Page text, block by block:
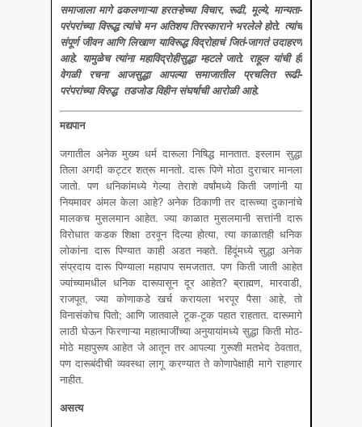
समाजाला मागे ढकलणाऱ्या हरतऱ्हेच्या विचार, रूढी, मूल्ये, मान्यता-
परंपरांच्या विरूद्ध त्यांचे मन अतिशय तिरस्काराने भरलेले होते. त्यांचं
संपूर्ण जीवन आणि लिखाण याविरूद्ध विद्रोहाचं जितं-जागतं उदाहरण
आहे. यामुळेच त्यांना महाविद्रोहीसुद्धा म्हटले जाते. राहूल यांची ही
वेगळी रचना आजसुद्धा आपल्या समाजातील प्रचलित रूढी-
परंपरांच्या विरुद्ध तडजोड विहीन संघर्षाची आरोळी आहे.
मद्यपान
जगातील अनेक मुख्य धर्म दारूला निषिद्ध मानतात. इस्लाम सुद्धा
तिला अगदी कट्टर शत्रू मानतो. दारू पिणे मोठा दुराचार मानला
जातो. पण धनिकांमध्ये गेल्या तेराशे वर्षांमध्ये किती जणांनी या
नियमावर अंमल केला आहे? अनेक ठिकाणी तर दारूच्या दुकानांचे
मालकच मुसलमान आहेत. ज्या काळात मुसलमानी सत्तांनी दारू
विरोधात कडक शिक्षा ठरवून दिल्या होत्या, त्या काळातही धनिक
लोकांना दारू पिण्यात काही अडत नव्हते. हिंदूंमध्ये सुद्धा अनेक
संप्रदाय दारू पिण्याला महापाप समजतात. पण किती जाती आहेत
ज्यांच्यामधील धनिक दारूपासून दूर आहेत? ब्राह्मण, मारवाडी,
राजपूत, ज्या कोणाकडे खर्च करायला भरपूर पैसा आहे, तो
विनासंकोच पितो; आणि जातवाले टूक-टूक पहात राहतात. दारूमागे
लाठी घेऊन फिरणाऱ्या महात्माजींच्या अनुयायांमध्ये सुद्धा किती मोठ-
मोठे महापुरूष आहेत जे आतून तर आपल्या गुरूशी मतभेद ठेवतात,
पण दारूबंदीची व्यवस्था लागू करण्यात ते कोणापेक्षाही मागे राहणार
नाहीत.
असत्य